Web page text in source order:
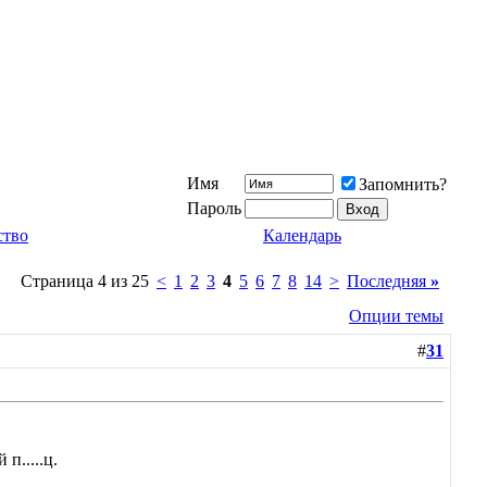
Имя
Запомнить?
Пароль
Календарь
Страница 4 из 25 < 1 2 3 4 5 6 7 8 14 > Последняя »
Опции темы
#31
п.....ц.